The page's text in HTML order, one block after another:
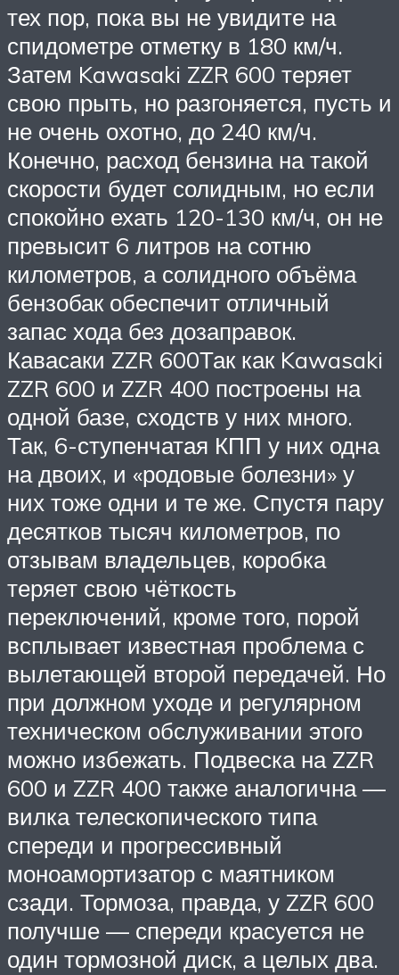
тех пор, пока вы не увидите на
спидометре отметку в 180 км/ч.
Затем Kawasaki ZZR 600 теряет
свою прыть, но разгоняется, пусть и
не очень охотно, до 240 км/ч.
Конечно, расход бензина на такой
скорости будет солидным, но если
спокойно ехать 120-130 км/ч, он не
превысит 6 литров на сотню
километров, а солидного объёма
бензобак обеспечит отличный
запас хода без дозаправок.
Кавасаки ZZR 600Так как Kawasaki
ZZR 600 и ZZR 400 построены на
одной базе, сходств у них много.
Так, 6-ступенчатая КПП у них одна
на двоих, и «родовые болезни» у
них тоже одни и те же. Спустя пару
десятков тысяч километров, по
отзывам владельцев, коробка
теряет свою чёткость
переключений, кроме того, порой
всплывает известная проблема с
вылетающей второй передачей. Но
при должном уходе и регулярном
техническом обслуживании этого
можно избежать. Подвеска на ZZR
600 и ZZR 400 также аналогична —
вилка телескопического типа
спереди и прогрессивный
моноамортизатор с маятником
сзади. Тормоза, правда, у ZZR 600
получше — спереди красуется не
один тормозной диск, а целых два.